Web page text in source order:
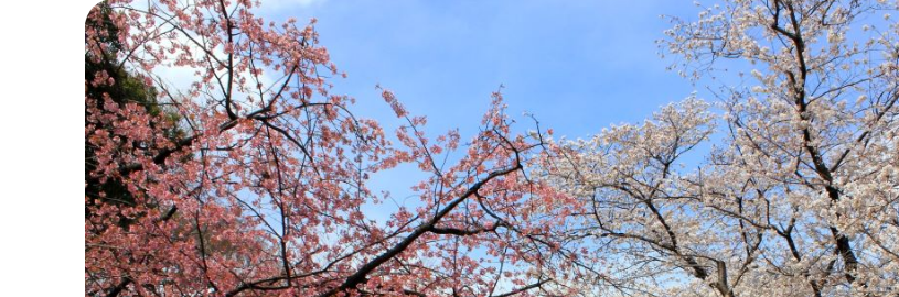
Mùa xuân mang đến cho mỗi địa danh ở Nhật Bản một vẻ đẹp riêng. Dưới đây là một vài gợi ý
ghé thăm để tận hưởng trọn vẹn vẻ đẹp độc đáo của nơi đây.
Công viên Ueno Onshi Koen
Nằm ở quận Taito, trung tâm Tokyo, công viên Ueno Onshi Koen là một trong những điểm
nhất Nhật Bản. Vào mùa xuân, khoảng 1000 cây hoa anh đào dọc theo lối vào công viên
một “đường hầm hoa” lộng lẫy. Đến đây, bạn sẽ có cơ hội hòa mình vào không khí lễ hội
trải chiếu, thưởng thức ẩm thực và trò chuyện dưới những tán hoa.
Bên cạnh cảnh sắc mùa xuân thơ mộng, Ueno Onshi Koen còn là điểm đến lý tưởng cho
đây, du khách có thể khám phá chuỗi bảo tàng nổi bật như Bảo tàng Quốc gia Tokyo, Bảo